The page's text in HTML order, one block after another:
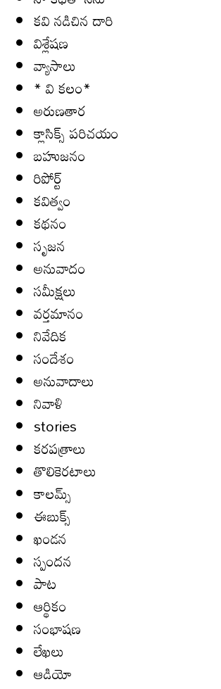
కవి నడిచిన దారి
విశ్లేషణ
వ్యాసాలు
* వి క‌లం*
అరుణతార
క్లాసిక్స్ ప‌రిచ‌యం
బహుజనం
రిపోర్ట్
కవిత్వం
కథనం
సృజన
అనువాదం
సమీక్షలు
వర్తమానం
నివేదిక
సందేశం
అనువాదాలు
నివాళి
stories
కరపత్రాలు
తొలికెరటాలు
కాలమ్స్
ఈబుక్స్
ఖండన
స్పందన
పాట
ఆర్థికం
సంభాషణ
లేఖలు
ఆడియో